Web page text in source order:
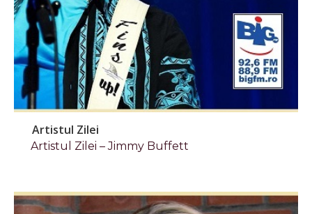
Artistul Zilei
Artistul Zilei – Jimmy Buffett